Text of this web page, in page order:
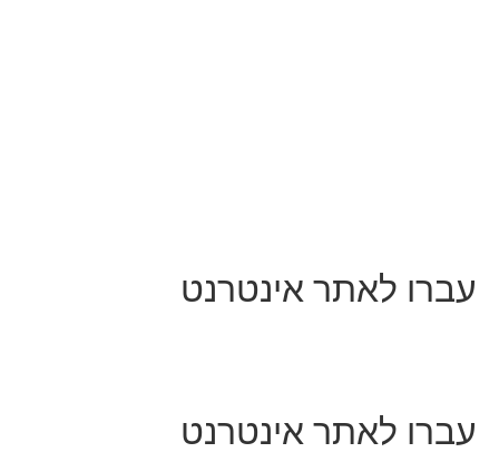
עברו לאתר אינטרנט
עברו לאתר אינטרנט